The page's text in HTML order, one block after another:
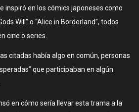
inspiró en los cómics japoneses como
Will” o “Alice in Borderland”, todos
cine o series.
citadas había algo en común, personas
que participaban en algún
en cómo sería llevar esta trama a la